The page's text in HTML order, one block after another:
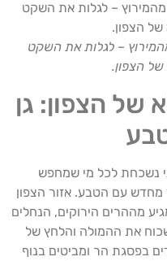
– לגלות את השקט
הצפון.
הצפון: גן
נשכחת לכל מי שמחפש
עם הטבע. אזור הצפון
מההרים הירוקים, הנחלים
את ההמולה והלחץ של
בפסגת הר ומביטים בנוף